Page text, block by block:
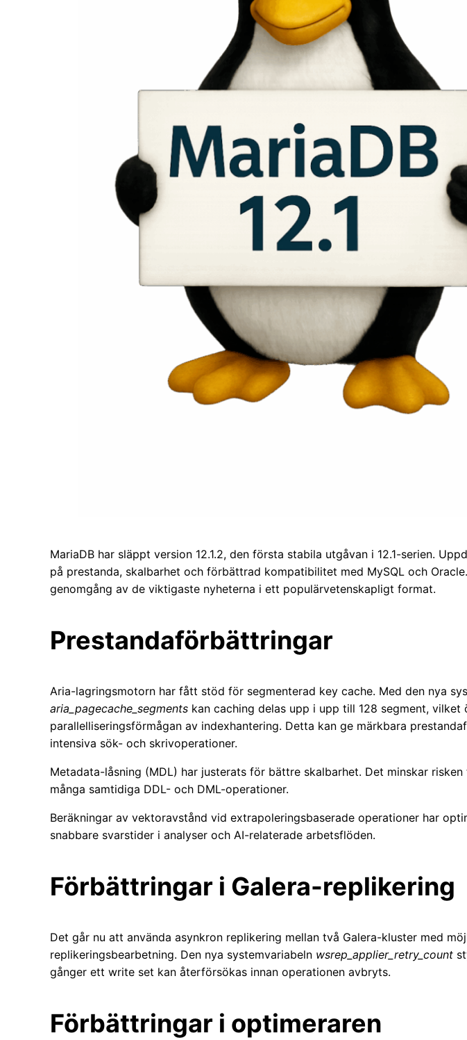
MariaDB har släppt version 12.1.2, den första stabila utgåvan i 12.1-serien.
på prestanda, skalbarhet och förbättrad kompatibilitet med MySQL och
genomgång av de viktigaste nyheterna i ett populärvetenskapligt format.
Prestandaförbättringar
Aria-lagringsmotorn har fått stöd för segmenterad key cache. Med den nya
aria_pagecache_segments kan caching delas upp i upp till 128 segment, vilket
parallelliseringsförmågan av indexhantering. Detta kan ge märkbara
intensiva sök- och skrivoperationer.
Metadata-låsning (MDL) har justerats för bättre skalbarhet. Det minskar
många samtidiga DDL- och DML-operationer.
Beräkningar av vektoravstånd vid extrapoleringsbaserade operationer har
snabbare svarstider i analyser och AI-relaterade arbetsflöden.
Förbättringar i Galera-replikering
Det går nu att använda asynkron replikering mellan två Galera-kluster med
replikeringsbearbetning. Den nya systemvariabeln wsrep_applier_retry_count
gånger ett write set kan återförsökas innan operationen avbryts.
Förbättringar i optimeraren